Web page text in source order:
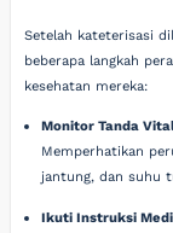
Setelah kateterisasi
beberapa langkah
kesehatan mereka:
Monitor Tanda
Memperhatikan
jantung, dan suhu
Ikuti Instruksi